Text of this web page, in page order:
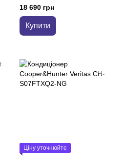
I/O)
18 690 грн
Купити
Ціну уточнюйте